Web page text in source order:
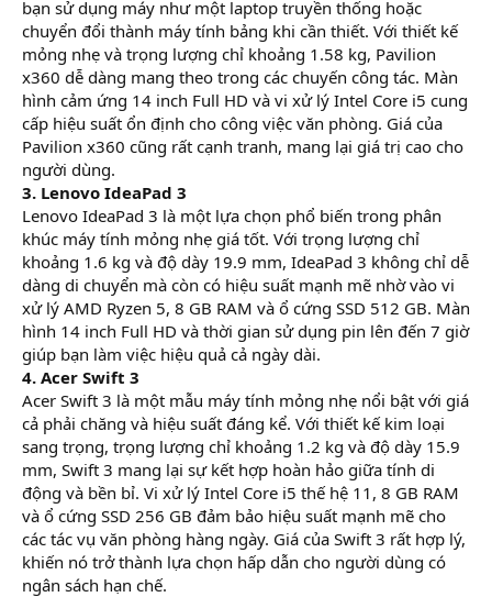
bạn sử dụng máy như một laptop truyền thống hoặc
chuyển đổi thành máy tính bảng khi cần thiết. Với thiết kế
mỏng nhẹ và trọng lượng chỉ khoảng 1.58 kg, Pavilion
x360 dễ dàng mang theo trong các chuyến công tác. Màn
hình cảm ứng 14 inch Full HD và vi xử lý Intel Core i5 cung
cấp hiệu suất ổn định cho công việc văn phòng. Giá của
Pavilion x360 cũng rất cạnh tranh, mang lại giá trị cao cho
người dùng.
3. Lenovo IdeaPad 3
Lenovo IdeaPad 3 là một lựa chọn phổ biến trong phân
khúc máy tính mỏng nhẹ giá tốt. Với trọng lượng chỉ
khoảng 1.6 kg và độ dày 19.9 mm, IdeaPad 3 không chỉ dễ
dàng di chuyển mà còn có hiệu suất mạnh mẽ nhờ vào vi
xử lý AMD Ryzen 5, 8 GB RAM và ổ cứng SSD 512 GB. Màn
hình 14 inch Full HD và thời gian sử dụng pin lên đến 7 giờ
giúp bạn làm việc hiệu quả cả ngày dài.
4. Acer Swift 3
Acer Swift 3 là một mẫu máy tính mỏng nhẹ nổi bật với giá
cả phải chăng và hiệu suất đáng kể. Với thiết kế kim loại
sang trọng, trọng lượng chỉ khoảng 1.2 kg và độ dày 15.9
mm, Swift 3 mang lại sự kết hợp hoàn hảo giữa tính di
động và bền bỉ. Vi xử lý Intel Core i5 thế hệ 11, 8 GB RAM
và ổ cứng SSD 256 GB đảm bảo hiệu suất mạnh mẽ cho
các tác vụ văn phòng hàng ngày. Giá của Swift 3 rất hợp lý,
khiến nó trở thành lựa chọn hấp dẫn cho người dùng có
ngân sách hạn chế.